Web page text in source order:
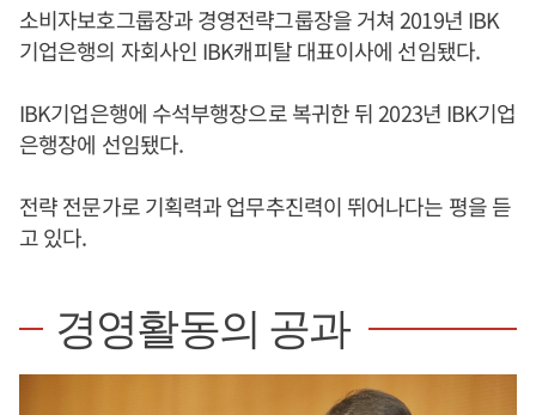
소비자보호그룹장과 경영전략그룹장을 거쳐 2019년 IBK
기업은행의 자회사인 IBK캐피탈 대표이사에 선임됐다.
IBK기업은행에 수석부행장으로 복귀한 뒤 2023년 IBK기업
은행장에 선임됐다.
전략 전문가로 기획력과 업무추진력이 뛰어나다는 평을 듣
고 있다.
경영활동의 공과